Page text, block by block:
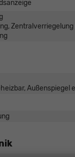
Zentralverriegelung
Außenspiegel